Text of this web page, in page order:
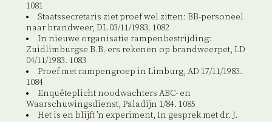
1081
Staatssecretaris ziet proef wel zitten: BB-personeel
naar brandweer, DL 03/11/1983. 1082
In nieuwe organisatie rampenbestrijding:
Zuidlimburgse B.B.-ers rekenen op brandweerpet, LD
04/11/1983. 1083
Proef met rampengroep in Limburg, AD 17/11/1983.
1084
Enquêteplicht noodwachters ABC- en
Waarschuwingsdienst, Paladijn 1/84. 1085
Het is en blijft ’n experiment, In gesprek met dr. J.